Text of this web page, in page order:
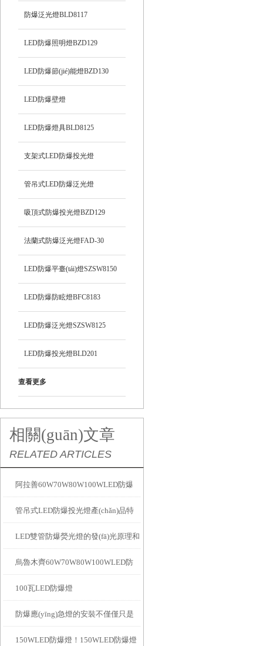
防爆泛光燈BLD8117
LED防爆照明燈BZD129
LED防爆節(jié)能燈BZD130
LED防爆壁燈
LED防爆燈具BLD8125
支架式LED防爆投光燈
管吊式LED防爆泛光燈
吸頂式防爆投光燈BZD129
法蘭式防爆泛光燈FAD-30
LED防爆平臺(tái)燈SZSW8150
LED防爆防眩燈BFC8183
LED防爆泛光燈SZSW8125
LED防爆投光燈BLD201
查看更多
相關(guān)文章
RELATED ARTICLES
阿拉善60W70W80W100WLED防爆
燈
管吊式LED防爆投光燈產(chǎn)品特
色
LED雙管防爆熒光燈的發(fā)光原理和
LED燈管不一樣
烏魯木齊60W70W80W100WLED防
爆燈
100瓦LED防爆燈
防爆應(yīng)急燈的安裝不僅僅只是
為了應(yīng)付檢查
150WLED防爆燈！150WLED防爆燈